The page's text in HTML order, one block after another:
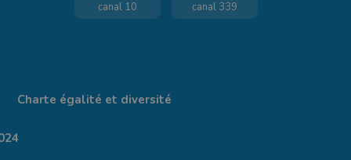
canal 10 canal 339
Charte égalité et diversité